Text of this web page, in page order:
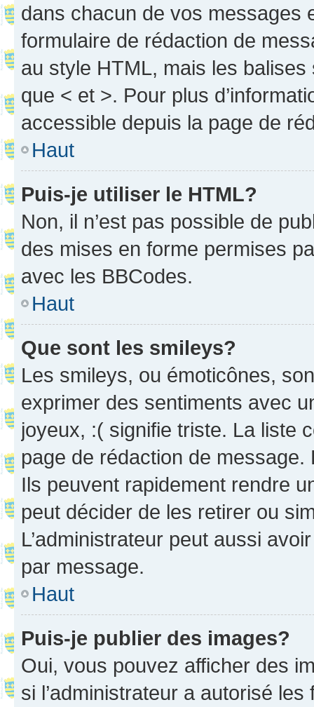
dans chacun de vos messages
formulaire de rédaction de
au style HTML, mais les
que < et >. Pour plus
accessible depuis la page de
Haut
Puis-je utiliser le HTML?
Non, il n’est pas possible de
des mises en forme permises
avec les BBCodes.
Haut
Que sont les smileys?
Les smileys, ou émoticônes,
exprimer des sentiments avec
joyeux, :( signifie triste. La liste
page de rédaction de
Ils peuvent rapidement rendre
peut décider de les retirer ou
L’administrateur peut aussi
par message.
Haut
Puis-je publier des images?
Oui, vous pouvez afficher des
si l’administrateur a autorisé